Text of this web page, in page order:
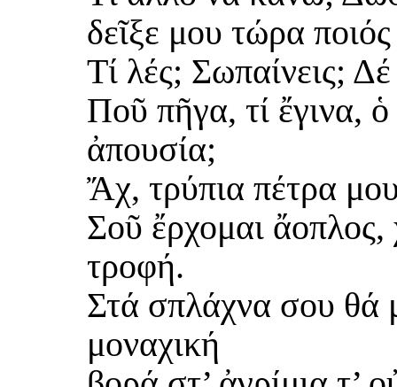
δεῖξε μου τώρα
Τί λές; Σωπαίνεις;
Ποῦ πῆγα, τί ἔγινα,
ἀπουσία;
Ἄχ, τρύπια πέτρα
Σοῦ ἔρχομαι ἄοπλος,
τροφή.
Στά σπλάχνα σου θά
μοναχική